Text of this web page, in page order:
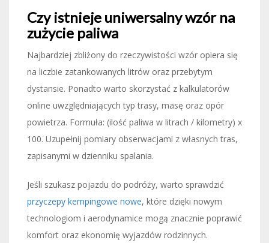
Czy istnieje uniwersalny wzór na
zużycie paliwa
Najbardziej zbliżony do rzeczywistości wzór opiera się
na liczbie zatankowanych litrów oraz przebytym
dystansie. Ponadto warto skorzystać z kalkulatorów
online uwzględniających typ trasy, masę oraz opór
powietrza. Formuła: (ilość paliwa w litrach / kilometry) x
100. Uzupełnij pomiary obserwacjami z własnych tras,
zapisanymi w dzienniku spalania.
Jeśli szukasz pojazdu do podróży, warto sprawdzić
przyczepy kempingowe nowe, które dzięki nowym
technologiom i aerodynamice mogą znacznie poprawić
komfort oraz ekonomię wyjazdów rodzinnych.